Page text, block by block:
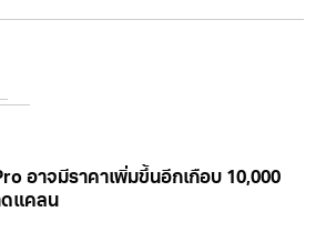
ลือกแบบครบครัน รวมถึงทดลองใช้
อาจมีราคาเพิ่มขึ้นอีกเกือบ 10,000
แคลน